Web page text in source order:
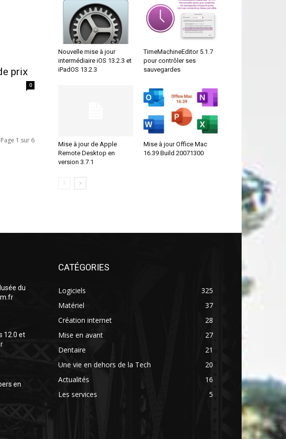
prix
0
Page 1 sur 6
Nouvelle mise à jour
intermédiaire iOS 13.2.3 et
iPadOS 13.2.3
TimeMachineEditor 5.1.7
pour contrôler ses
sauvegardes
Mise à jour de Apple
Remote Desktop en
version 3.7.1
Mise à jour Office Mac
16.39 Build 20071300
du
12.0 et
en
CATÉGORIES
Logiciels
325
Matériel
37
Création internet
28
Mise en avant
27
Dentaire
21
Une vie en dehors de la Tech
20
Actualités
16
Les services
5